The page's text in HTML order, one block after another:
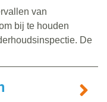
van
bij te houden
De